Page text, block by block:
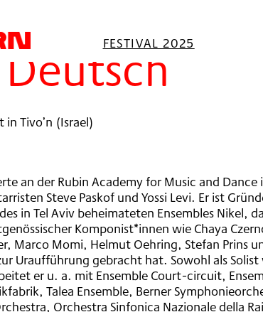
FESTIVAL 2025
in Tivo’n (Israel)
an der Rubin Academy for Music and Dance
Steve Paskof und Yossi Levi. Er ist
in Tel Aviv beheimateten Ensembles Nikel,
Komponist*innen wie Chaya
Marco Momi, Helmut Oehring, Stefan Prins
Uraufführung gebracht hat. Sowohl als Solist
er u. a. mit Ensemble Court-circuit,
Talea Ensemble, Berner
Orchestra Sinfonica Nazionale della